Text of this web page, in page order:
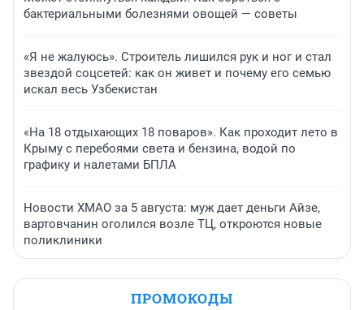
бактериальными болезнями овощей — советы
«Я не жалуюсь». Строитель лишился рук и ног и стал
звездой соцсетей: как он живет и почему его семью
искал весь Узбекистан
«На 18 отдыхающих 18 поваров». Как проходит лето в
Крыму с перебоями света и бензина, водой по
графику и налетами БПЛА
Новости ХМАО за 5 августа: муж дает деньги Айзе,
вартовчанин оголился возле ТЦ, откроются новые
поликлиники
ПРОМОКОДЫ